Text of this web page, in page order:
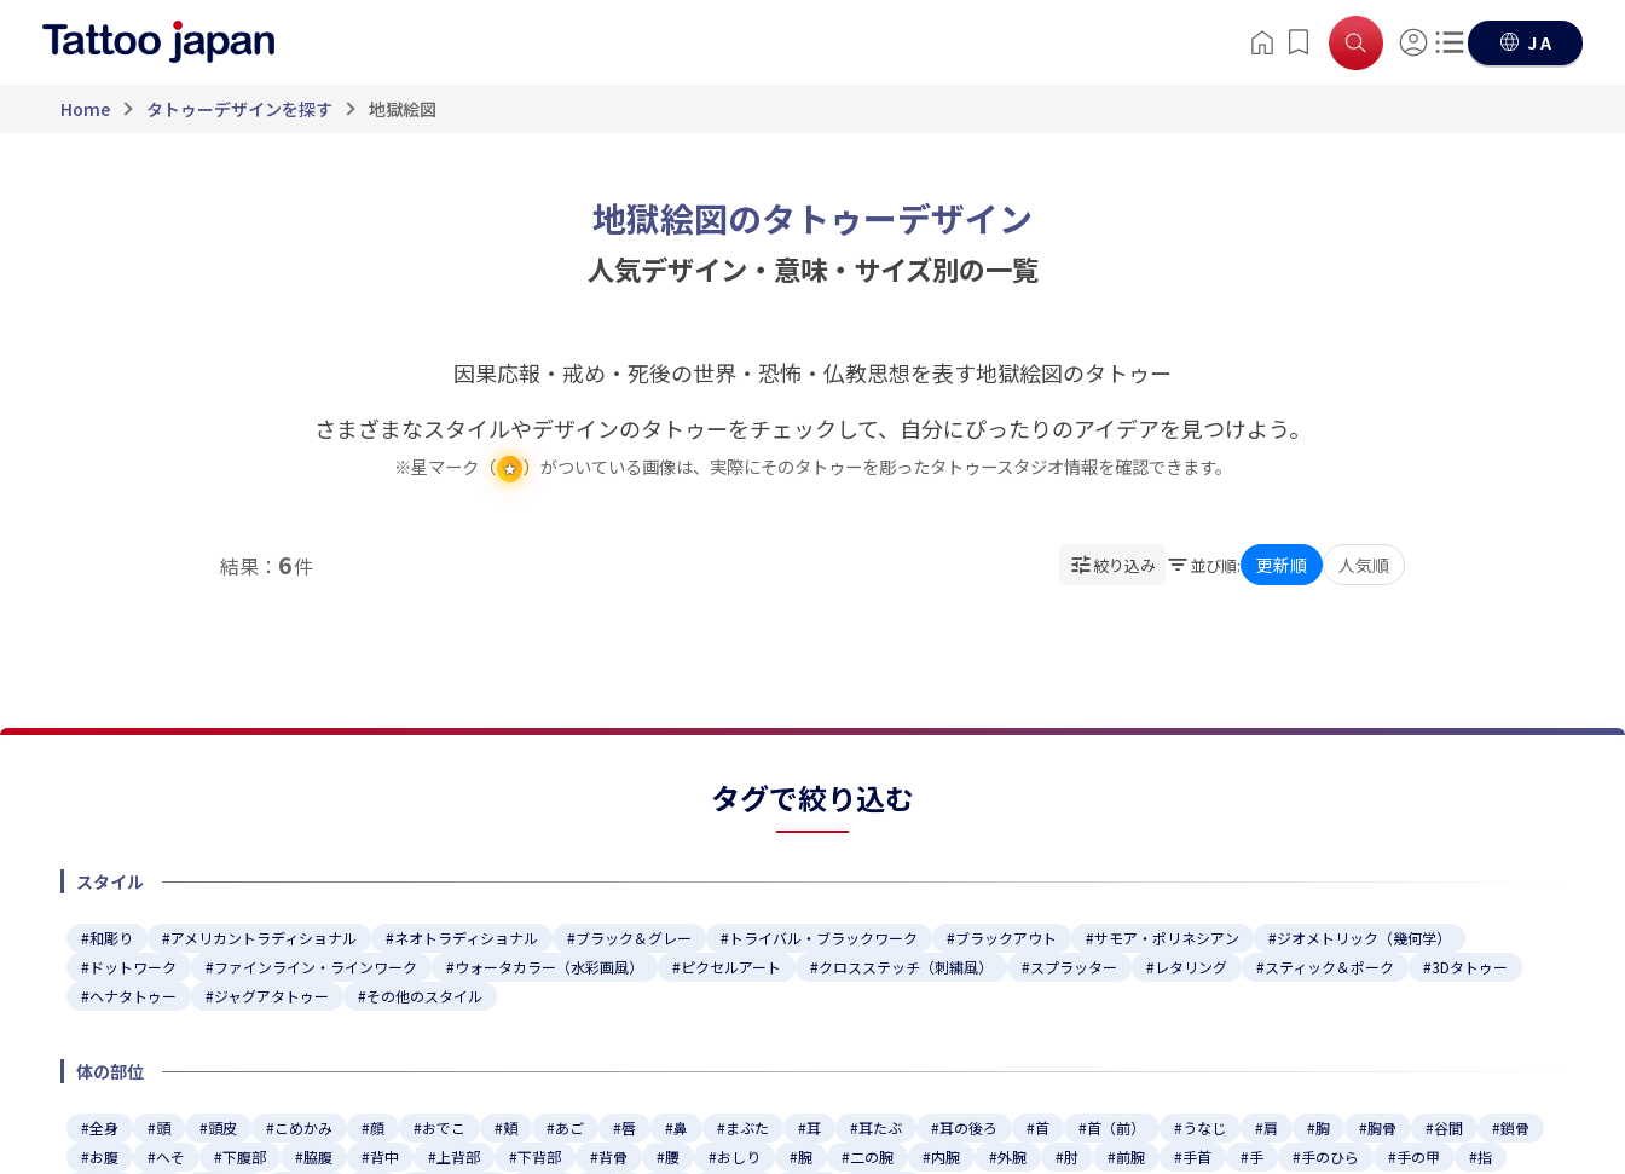
JA
Home タトゥーデザインを探す 地獄絵図
地獄絵図のタトゥーデザイン
人気デザイン・意味・サイズ別の一覧
因果応報・戒め・死後の世界・恐怖・仏教思想を表す地獄絵図のタトゥー
さまざまなスタイルやデザインのタトゥーをチェックして、自分にぴったりのアイデアを見つけよう。
※星マーク（ ★ ）がついている画像は、実際にそのタトゥーを彫ったタトゥースタジオ情報を確認できます。
結果： 6件 絞り込み 並び順: 更新順 人気順
タグで絞り込む
スタイル
#和彫り #アメリカントラディショナル #ネオトラディショナル #ブラック＆グレー #トライバル・ブラックワーク #ブラックアウト #サモア・ポリネシアン
#ジオメトリック（幾何学）
#ドットワーク
#ファインライン・ラインワーク #ウォータカラー（水彩画風） #ピクセルアート #クロスステッチ（刺繍風） #スプラッター #レタリング #スティック＆ポーク
#3Dタトゥー
#ヘナタトゥー
#ジャグアタトゥー #その他のスタイル
体の部位
#全身 #頭 #頭皮 #こめかみ #顔 #おでこ #頬 #あご #唇 #鼻 #まぶた #耳 #耳たぶ #耳の後ろ #首 #首（前） #うなじ #肩 #胸 #胸骨 #谷間
#鎖骨
#お腹
#へそ #下腹部 #脇腹 #背中 #上背部 #下背部 #背骨 #腰 #おしり #腕 #二の腕 #内腕 #外腕 #肘 #前腕 #手首 #手 #手のひら #手の甲
#指